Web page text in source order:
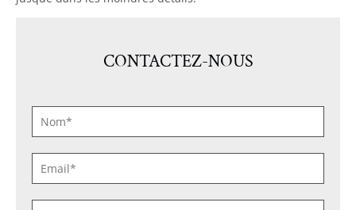
CONTACTEZ-NOUS
NOM
*
E-
MAIL
*